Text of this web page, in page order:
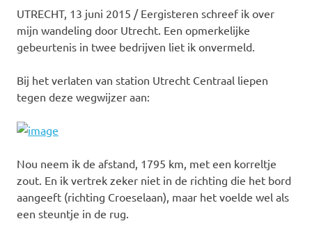
UTRECHT, 13 juni 2015 / Eergisteren schreef ik over
mijn wandeling door Utrecht. Een opmerkelijke
gebeurtenis in twee bedrijven liet ik onvermeld.
Bij het verlaten van station Utrecht Centraal liepen
tegen deze wegwijzer aan:
Nou neem ik de afstand, 1795 km, met een korreltje
zout. En ik vertrek zeker niet in de richting die het bord
aangeeft (richting Croeselaan), maar het voelde wel als
een steuntje in de rug.